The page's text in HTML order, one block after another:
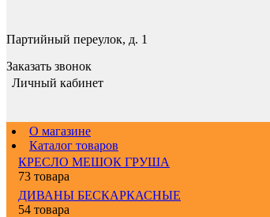
Партийный переулок, д. 1
Заказать звонок
Личный кабинет
О магазине
Каталог товаров
КРЕСЛО МЕШОК ГРУША
73 товара
ДИВАНЫ БЕСКАРКАСНЫЕ
54 товара